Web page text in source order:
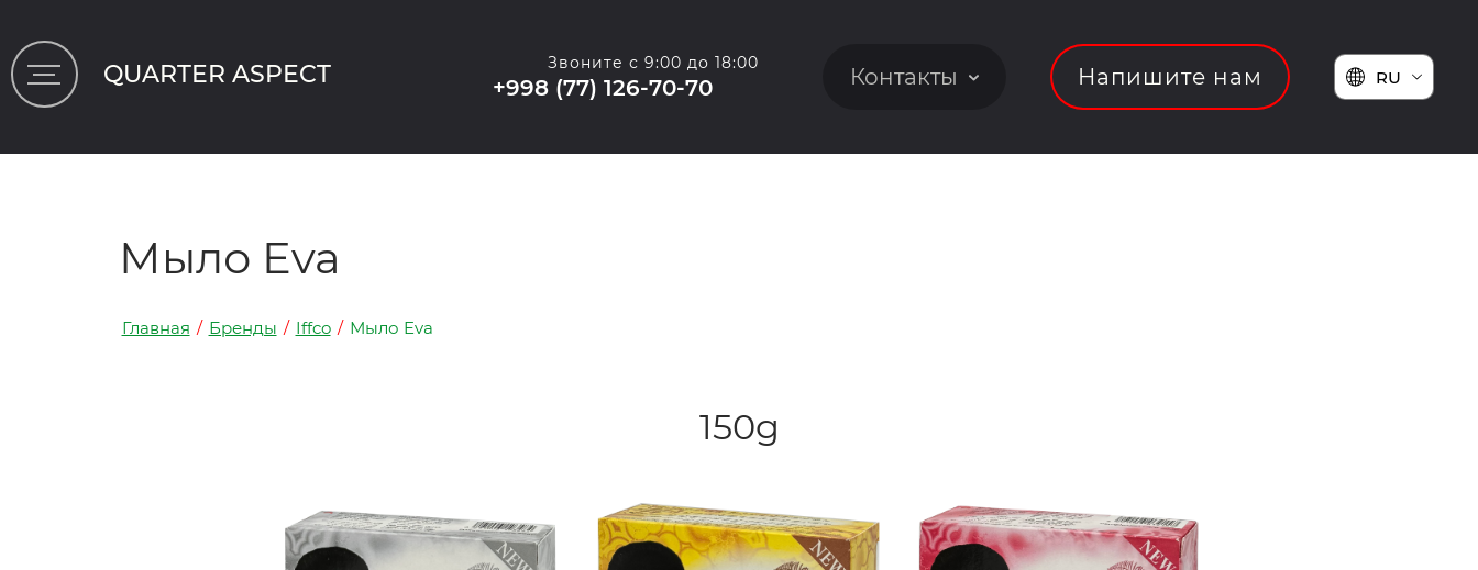
QUARTER ASPECT Звоните с 9:00 до 18:00
+998 (77) 126-70-70 Контакты Напишите нам RU
Мыло Eva
Главная / Бренды / Iffco / Мыло Eva
150g